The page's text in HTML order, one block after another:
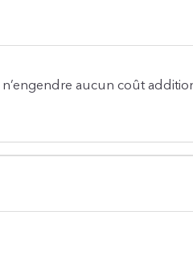
n’engendre aucun coût